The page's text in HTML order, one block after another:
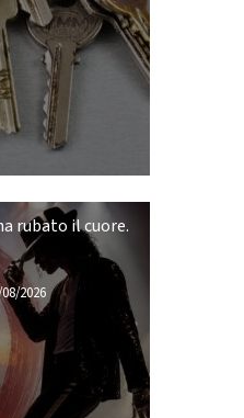
rubato il cuore.
2026